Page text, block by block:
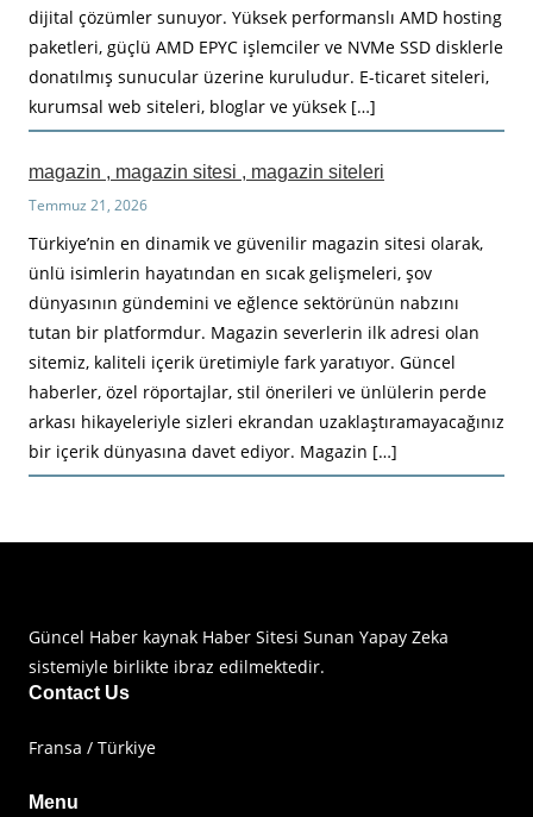
dijital çözümler sunuyor. Yüksek performanslı AMD hosting
paketleri, güçlü AMD EPYC işlemciler ve NVMe SSD disklerle
donatılmış sunucular üzerine kuruludur. E-ticaret siteleri,
kurumsal web siteleri, bloglar ve yüksek […]
magazin , magazin sitesi , magazin siteleri
Temmuz 21, 2026
Türkiye’nin en dinamik ve güvenilir magazin sitesi olarak,
ünlü isimlerin hayatından en sıcak gelişmeleri, şov
dünyasının gündemini ve eğlence sektörünün nabzını
tutan bir platformdur. Magazin severlerin ilk adresi olan
sitemiz, kaliteli içerik üretimiyle fark yaratıyor. Güncel
haberler, özel röportajlar, stil önerileri ve ünlülerin perde
arkası hikayeleriyle sizleri ekrandan uzaklaştıramayacağınız
bir içerik dünyasına davet ediyor. Magazin […]
Güncel Haber kaynak Haber Sitesi Sunan Yapay Zeka
sistemiyle birlikte ibraz edilmektedir.
Contact Us
Fransa / Türkiye
Menu